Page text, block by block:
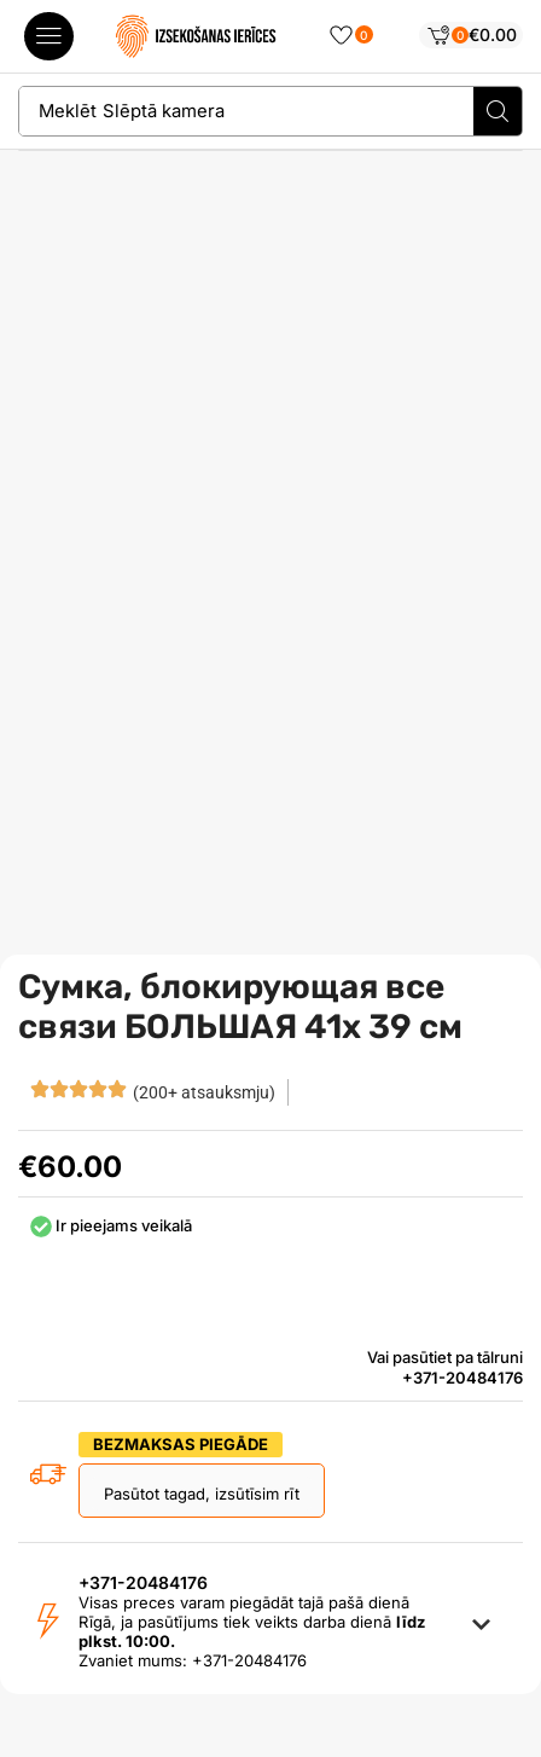
0 0 €0.00
Meklēt Slēptā kamera
Сумка, блокирующая все
связи БОЛЬШАЯ 41x 39 см
(200+ atsauksmju)
€60.00
Ir pieejams veikalā
Vai pasūtiet pa tālruni
+371-20484176
BEZMAKSAS PIEGĀDE
Pasūtot tagad, izsūtīsim rīt
+371-20484176
Visas preces varam piegādāt tajā pašā dienā
Rīgā, ja pasūtījums tiek veikts darba dienā līdz
plkst. 10:00.
Zvaniet mums: +371-20484176